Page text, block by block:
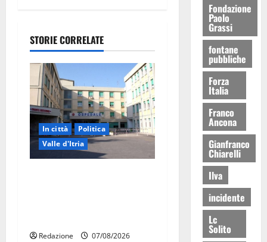
STORIE CORRELATE
In città
Politica
Valle d'Itria
Redazione
07/08/2026
Fondazione
Paolo
Grassi
fontane
pubbliche
Forza
Italia
Franco
Ancona
Gianfranco
Chiarelli
Ilva
incidente
Lc
Solito